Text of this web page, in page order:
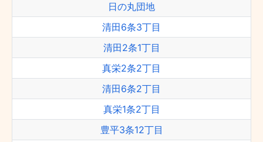
日の丸団地
清田6条3丁目
清田2条1丁目
真栄2条2丁目
清田6条2丁目
真栄1条2丁目
豊平3条12丁目